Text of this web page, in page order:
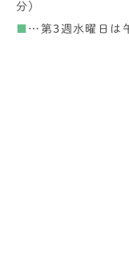
分）
…第3週水曜日は